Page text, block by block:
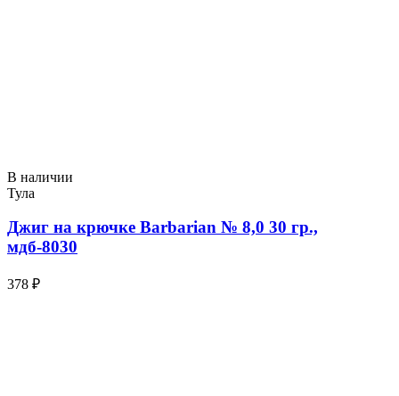
В наличии
Тула
Джиг на крючке Barbarian № 8,0 30 гр.,
мдб-8030
378 ₽